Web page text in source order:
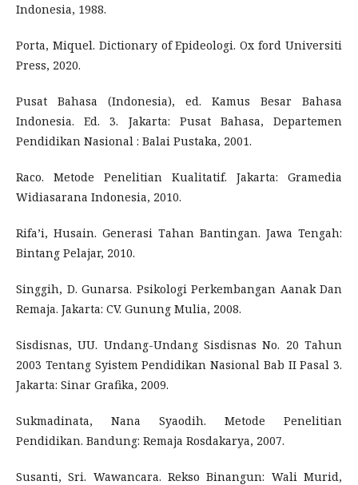
Indonesia, 1988.
Porta, Miquel. Dictionary of Epideologi. Ox ford Universiti
Press, 2020.
Pusat Bahasa (Indonesia), ed. Kamus Besar Bahasa
Indonesia. Ed. 3. Jakarta: Pusat Bahasa, Departemen
Pendidikan Nasional : Balai Pustaka, 2001.
Raco. Metode Penelitian Kualitatif. Jakarta: Gramedia
Widiasarana Indonesia, 2010.
Rifa’i, Husain. Generasi Tahan Bantingan. Jawa Tengah:
Bintang Pelajar, 2010.
Singgih, D. Gunarsa. Psikologi Perkembangan Aanak Dan
Remaja. Jakarta: CV. Gunung Mulia, 2008.
Sisdisnas, UU. Undang-Undang Sisdisnas No. 20 Tahun
2003 Tentang Syistem Pendidikan Nasional Bab II Pasal 3.
Jakarta: Sinar Grafika, 2009.
Sukmadinata, Nana Syaodih. Metode Penelitian
Pendidikan. Bandung: Remaja Rosdakarya, 2007.
Susanti, Sri. Wawancara. Rekso Binangun: Wali Murid,